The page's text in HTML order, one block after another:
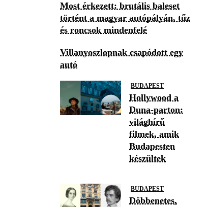
Most érkezett: brutális baleset
történt a magyar autópályán, tűz
és roncsok mindenfelé
Villanyoszlopnak csapódott egy
autó
BUDAPEST
Hollywood a
Duna-parton:
világhírű
filmek, amik
Budapesten
készültek
BUDAPEST
Döbbenetes,